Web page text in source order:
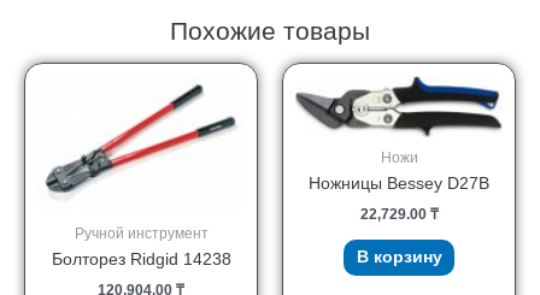
Похожие товары
Ручной инструмент
Болторез Ridgid 14238
120,904.00 ₸
Ножи
Ножницы Bessey D27B
22,729.00 ₸
В корзину